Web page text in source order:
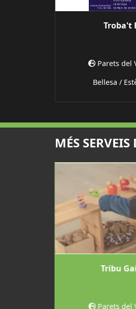
Troba't
Parets del
Bellesa /
MÉS SERVEIS
Tribu
Parets del